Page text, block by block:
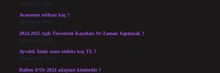
Ağustos 5, 2026
Avanosun nüfusu kaç ?
Ağustos 4, 2026
2024-2025 Açık Üniversite Kayıtları Ne Zaman Yapılacak ?
Ağustos 3, 2026
Ayvalık İzmir arası otobüs kaç TL ?
Temmuz 27, 2026
Ballon d’Or 2024 adayları kimlerdir ?